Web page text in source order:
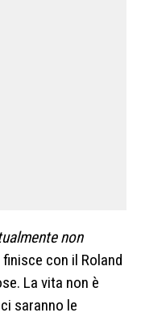
non
con il Roland
La vita non è
saranno le